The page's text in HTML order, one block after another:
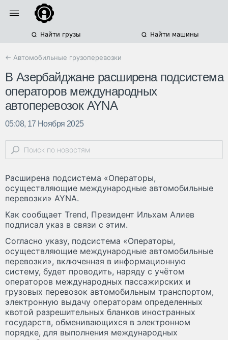
Найти грузы Найти машины
← Автомобильные грузоперевозки
В Азербайджане расширена подсистема
операторов международных
автоперевозок AYNA
05:08, 17 Ноября 2025
Расширена подсистема «Операторы,
осуществляющие международные автомобильные
перевозки» AYNA.
Как сообщает Trend, Президент Ильхам Алиев
подписал указ в связи с этим.
Согласно указу, подсистема «Операторы,
осуществляющие международные автомобильные
перевозки», включенная в информационную
систему, будет проводить, наряду с учётом
операторов международных пассажирских и
грузовых перевозок автомобильным транспортом,
электронную выдачу операторам определенных
квотой разрешительных бланков иностранных
государств, обменивающихся в электронном
порядке, для выполнения международных